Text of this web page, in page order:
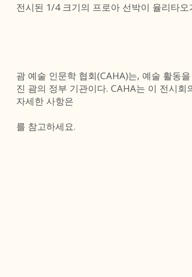
전시된 1/4 크기의 프로아 선박이 율리타오
괌 예술 인문학 협회(CAHA)는, 예술 활동
진 괌의 정부 기관이다. CAHA는 이 전시
자세한 사항은
를 참고하세요.